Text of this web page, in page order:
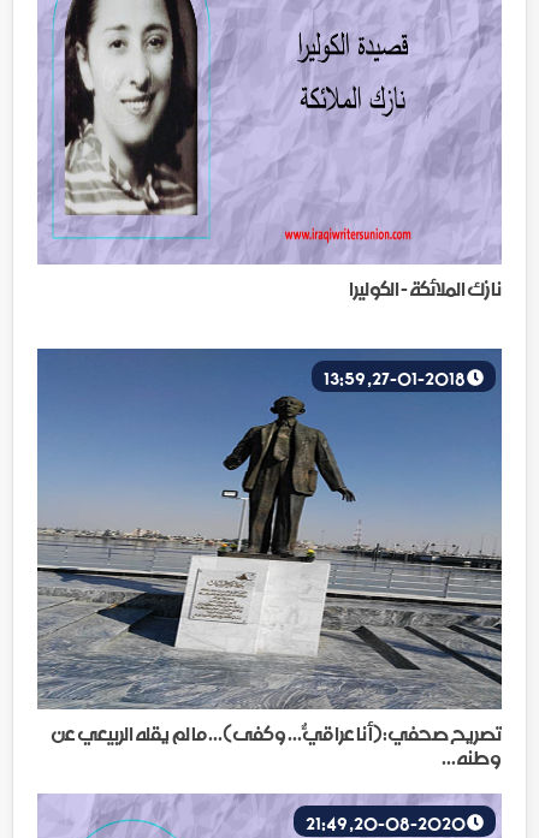
نازك الملائكة - الكوليرا
تصريح صحفي:(أنا عراقيٌّ... وكفى)... ما لم يقله الربيعي عن
وطنه...